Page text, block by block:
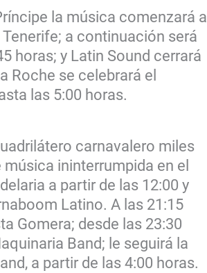
la música comenzará a
a continuación será
horas; y Latin Sound cerrará
Roche se celebrará el
las 5:00 horas.
carnavalero miles
ininterrumpida en el
a partir de las 12:00 y
Latino. A las 21:15
Gomera; desde las 23:30
Band; le seguirá la
a partir de las 4:00 horas.